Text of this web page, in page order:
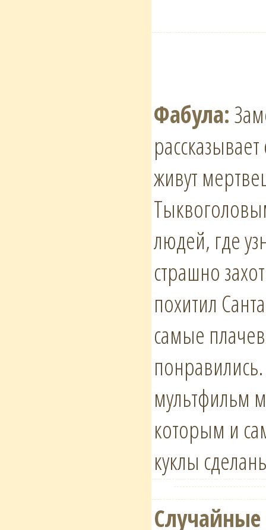
Фабула:
живут
людей, где
страшно
похитил
самые
мультфильм
которым и
куклы